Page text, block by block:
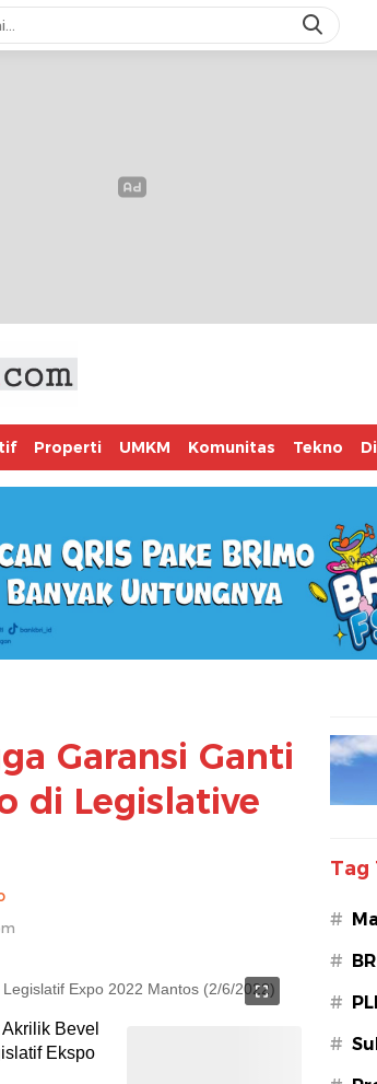
Properti UMKM Komunitas Tekno
Garansi Ganti
di Legislative
Expo 2022 Mantos (2/6/2022)
Bevel
Ekspo
Tag
#
#
#
#